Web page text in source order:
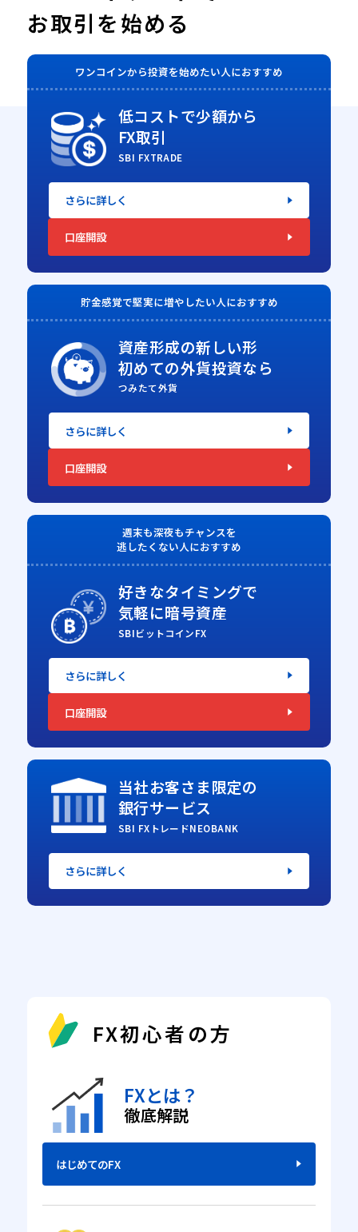
お取引を始める
ワンコインから投資を始めたい人におすすめ
低コストで少額から
FX取引
SBI FXTRADE
さらに詳しく
口座開設
貯金感覚で堅実に増やしたい人におすすめ
資産形成の新しい形
初めての外貨投資なら
つみたて外貨
さらに詳しく
口座開設
週末も深夜もチャンスを
逃したくない人におすすめ
好きなタイミングで
気軽に暗号資産
SBIビットコインFX
さらに詳しく
口座開設
当社お客さま限定の
銀行サービス
SBI FXトレードNEOBANK
さらに詳しく
FX初心者の方
FXとは？
徹底解説
はじめてのFX